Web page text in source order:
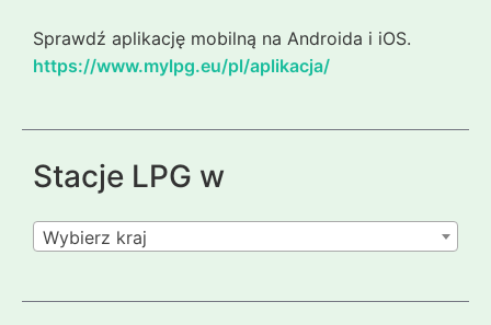
Sprawdź aplikację mobilną na Androida i iOS.
https://www.mylpg.eu/pl/aplikacja/
Stacje LPG w
Wybierz kraj